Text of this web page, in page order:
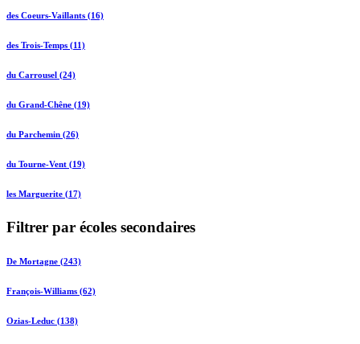
des Coeurs-Vaillants (16)
des Trois-Temps (11)
du Carrousel (24)
du Grand-Chêne (19)
du Parchemin (26)
du Tourne-Vent (19)
les Marguerite (17)
Filtrer par écoles secondaires
De Mortagne (243)
François-Williams (62)
Ozias-Leduc (138)